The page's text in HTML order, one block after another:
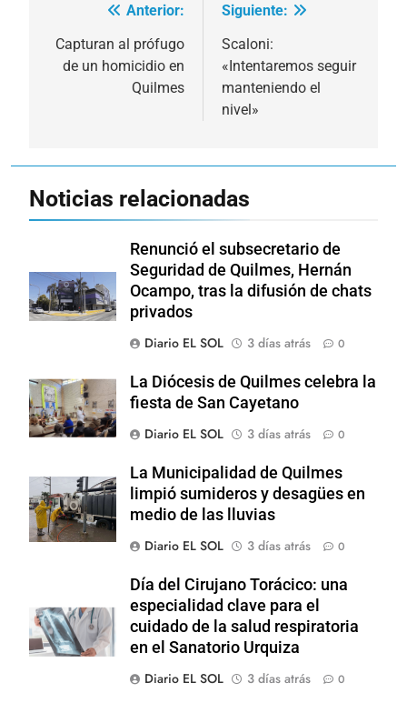
Navegación
de
entradas
Anterior:
Capturan al prófugo
de un homicidio en
Quilmes
Siguiente:
Scaloni:
«Intentaremos seguir
manteniendo el
nivel»
Noticias relacionadas
Renunció el subsecretario de
Seguridad de Quilmes, Hernán
Ocampo, tras la difusión de chats
privados
Diario EL SOL
3 días atrás 0
La Diócesis de Quilmes celebra la
fiesta de San Cayetano
Diario EL SOL
3 días atrás 0
La Municipalidad de Quilmes
limpió sumideros y desagües en
medio de las lluvias
Diario EL SOL
3 días atrás 0
Día del Cirujano Torácico: una
especialidad clave para el
cuidado de la salud respiratoria
en el Sanatorio Urquiza
Diario EL SOL
3 días atrás 0